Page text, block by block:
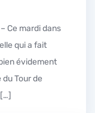
qui a fait
évidement
Tour de